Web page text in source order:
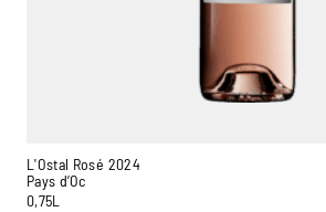
L'Ostal Rosé 2024
Pays d’Oc
0,75L